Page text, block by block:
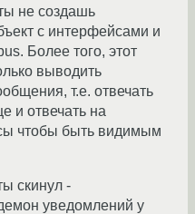
не создашь
с интерфейсами и
Более того, этот
выводить
т.е. отвечать
и отвечать на
чтобы быть видимым
скинул -
уведомлений у